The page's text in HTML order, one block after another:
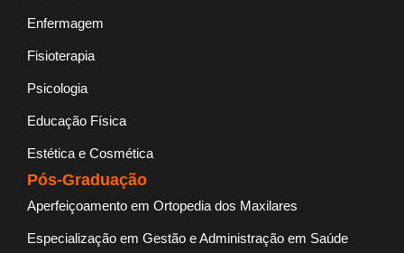
Enfermagem
Fisioterapia
Psicologia
Educação Física
Estética e Cosmética
Pós-Graduação
Aperfeiçoamento em Ortopedia dos Maxilares
Especialização em Gestão e Administração em Saúde